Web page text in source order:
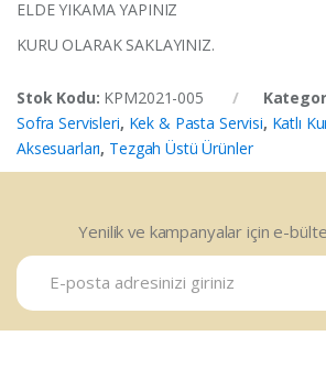
ELDE YIKAMA YAPINIZ
KURU OLARAK SAKLAYINIZ.
Stok Kodu: KPM2021-005
Sofra Servisleri, Kek & Pasta Servisi, Katlı
Aksesuarları, Tezgah Üstü Ürünler
Yenilik ve kampanyalar için e-